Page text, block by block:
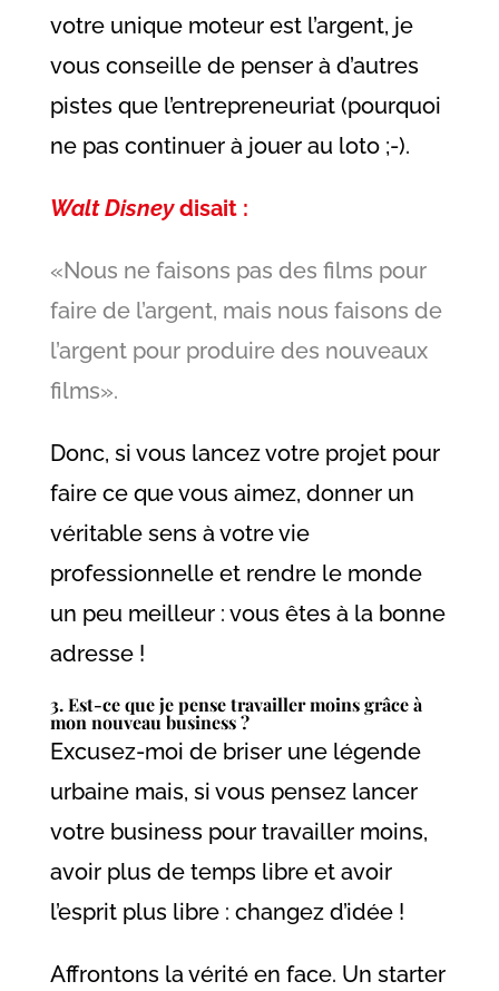
votre unique moteur est l’argent, je
vous conseille de penser à d’autres
pistes que l’entrepreneuriat (pourquoi
ne pas continuer à jouer au loto ;-).
Walt Disneydisait :
«Nous ne faisons pas des films pour
faire de l’argent, mais nous faisons de
l’argent pour produire des nouveaux
films».
Donc, si vous lancez votre projet pour
faire ce que vous aimez, donner un
véritable sens à votre vie
professionnelle et rendre le monde
un peu meilleur : vous êtes à la bonne
adresse !
3. Est-ce que je pense travailler moins grâce à
mon nouveau business ?
Excusez-moi de briser une légende
urbaine mais, si vous pensez lancer
votre business pour travailler moins,
avoir plus de temps libre et avoir
l’esprit plus libre : changez d’idée !
Affrontons la vérité en face. Un starter